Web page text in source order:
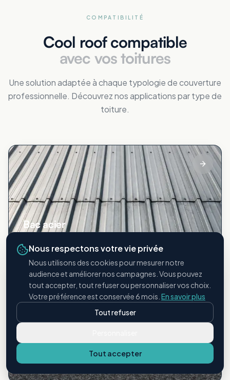
COMPATIBILITÉ
Cool roof compatible
avec vos toitures
Une solution adaptée à chaque typologie de couverture
professionnelle. Découvrez nos applications par type de
toiture.
Bac acier
Étanchéité bitumineuse
Membranes et revêtements bitume
Nous respectons votre vie privée
Nous utilisons des cookies pour mesurer notre
audience et améliorer nos campagnes. Vous pouvez
tout accepter, tout refuser ou personnaliser vos choix.
Votre préférence est conservée 6 mois. En savoir plus
Tout refuser
Tout accepter